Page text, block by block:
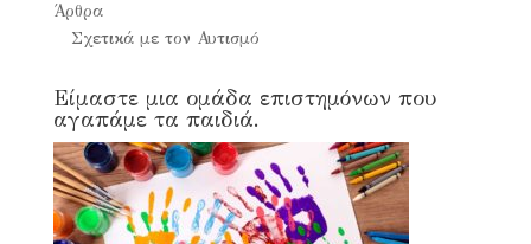
Άρθρα
Σχετικά με τον Αυτισμό
Είμαστε μια ομάδα επιστημόνων που
αγαπάμε τα παιδιά.